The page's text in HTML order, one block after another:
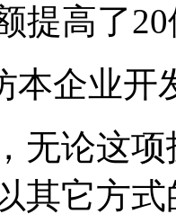
提高了
本企业开
无论这
其它方